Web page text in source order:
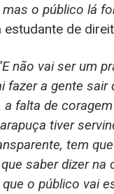
o público lá
estudante de
não vai ser um
fazer a gente sair
a falta de
tiver
tem
saber dizer na
o público vai